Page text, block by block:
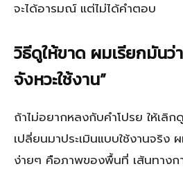
จะได้อารมณ์ แต่ไม่ได้คำตอบ
วิธีดูให้ขาด ผมเรียกมัน
จังหวะใช้งาน”
ถ้าไม่อยากหลงกับคำโปรย ให้เลิ
เปลี่ยนมาประเมินแบบใช้งานจริง
ง่ายๆ คือภาพของพื้นที่ เส้นทางก